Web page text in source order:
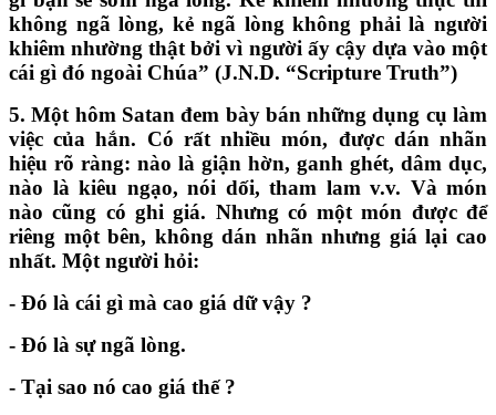
không ngã lòng, kẻ ngã lòng không phải là người
khiêm nhường thật bởi vì người ấy cậy dựa vào một
cái gì đó ngoài Chúa” (J.N.D. “Scripture Truth”)
5. Một hôm Satan đem bày bán những dụng cụ làm
việc của hắn. Có rất nhiều món, được dán nhãn
hiệu rõ ràng: nào là giận hờn, ganh ghét, dâm dục,
nào là kiêu ngạo, nói dối, tham lam v.v. Và món
nào cũng có ghi giá. Nhưng có một món được để
riêng một bên, không dán nhãn nhưng giá lại cao
nhất. Một người hỏi:
- Đó là cái gì mà cao giá dữ vậy ?
- Đó là sự ngã lòng.
- Tại sao nó cao giá thế?